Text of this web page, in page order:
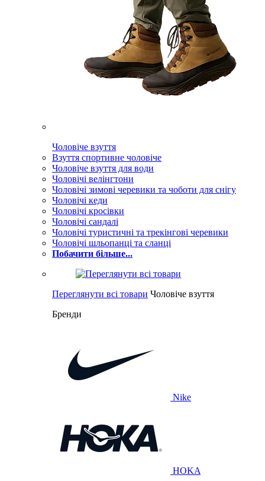
Чоловіче взуття
Взуття спортивне чоловіче
Чоловіче взуття для води
Чоловічі велінгтони
Чоловічі зимові черевики та чоботи для снігу
Чоловічі кеди
Чоловічі кросівки
Чоловічі сандалі
Чоловічі туристичні та трекінгові черевики
Чоловічі шльопанці та сланці
Побачити більше...
Переглянути всі товари Чоловіче взуття
Бренди
Nike
HOKA